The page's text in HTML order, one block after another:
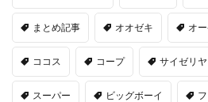
まとめ記事 オオゼキ オ
ココス コープ サイゼリヤ
スーパー ビッグボーイ